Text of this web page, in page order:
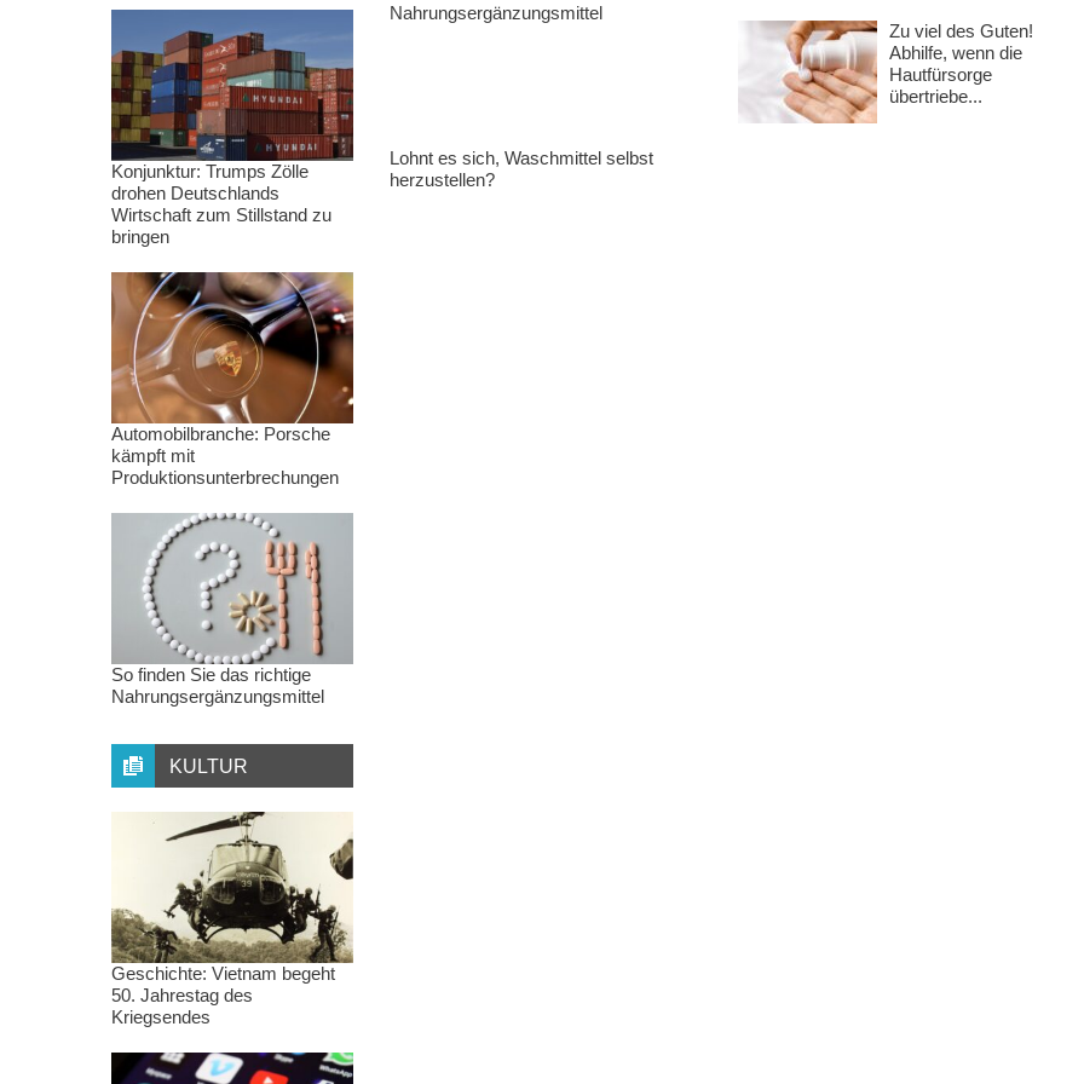
Nahrungsergänzungsmittel
Zu viel des Guten!
Abhilfe, wenn die
Hautfürsorge
übertriebe...
Lohnt es sich, Waschmittel selbst
herzustellen?
Konjunktur: Trumps Zölle
drohen Deutschlands
Wirtschaft zum Stillstand zu
bringen
Automobilbranche: Porsche
kämpft mit
Produktionsunterbrechungen
So finden Sie das richtige
Nahrungsergänzungsmittel
KULTUR
Geschichte: Vietnam begeht
50. Jahrestag des
Kriegsendes